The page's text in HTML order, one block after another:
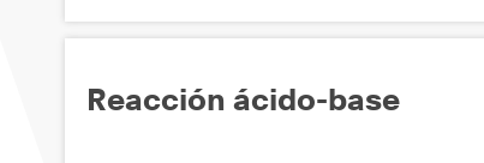
Reacción ácido-base